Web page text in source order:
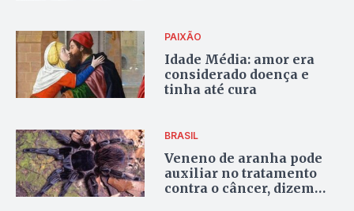
PAIXÃO
Idade Média: amor era
considerado doença e
tinha até cura
BRASIL
Veneno de aranha pode
auxiliar no tratamento
contra o câncer, dizem